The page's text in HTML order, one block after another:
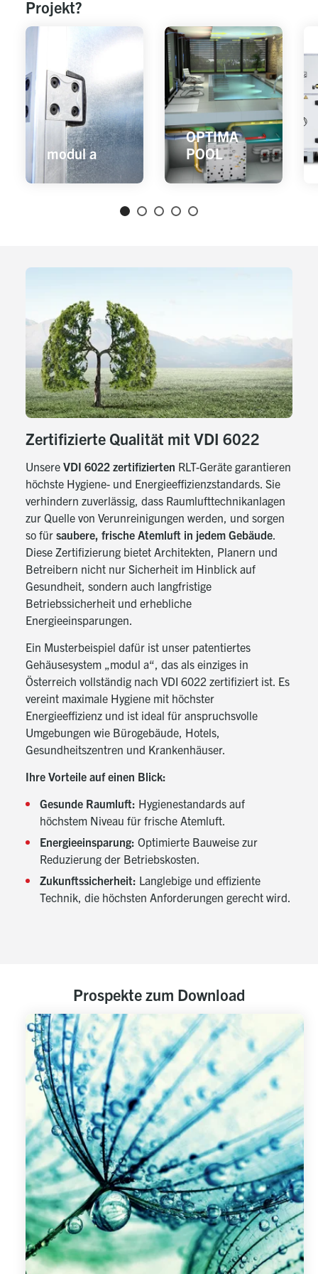
Projekt?
modul a
OPTIMA
POOL
Zertifizierte Qualität mit VDI 6022
Unsere VDI 6022 zertifizierten RLT-Geräte garantieren
höchste Hygiene- und Energieeffizienzstandards. Sie
verhindern zuverlässig, dass Raumlufttechnikanlagen
zur Quelle von Verunreinigungen werden, und sorgen
so für saubere, frische Atemluft in jedem Gebäude
Diese Zertifizierung bietet Architekten, Planern und
Betreibern nicht nur Sicherheit im Hinblick auf
Gesundheit, sondern auch langfristige
Betriebssicherheit und erhebliche
Energieeinsparungen.
Ein Musterbeispiel dafür ist unser patentiertes
Gehäusesystem „ modul a“, das als einziges in
Österreich vollständig nach VDI 6022 zertifiziert ist. Es
vereint maximale Hygiene mit höchster
Energieeffizienz und ist ideal für anspruchsvolle
Umgebungen wie Bürogebäude, Hotels,
Gesundheitszentren und Krankenhäuser.
Ihre Vorteile auf einen Blick:
Gesunde Raumluft: Hygienestandards auf
höchstem Niveau für frische Atemluft.
Energieeinsparung: Optimierte Bauweise zur
Reduzierung der Betriebskosten.
Zukunftssicherheit: Langlebige und effiziente
Technik, die höchsten Anforderungen gerecht wird.
Prospekte zum Download